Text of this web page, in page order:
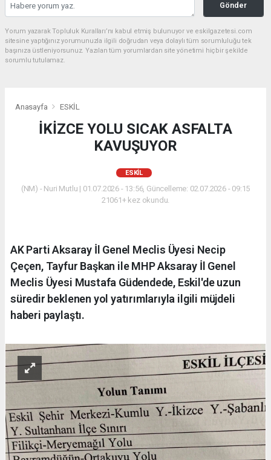
Gönder
Yorum yazarak Topluluk Kuralları’nı kabul etmiş bulunuyor ve eskilgazetesi.com
sitesine yaptığınız yorumunuzla ilgili doğrudan veya dolaylı tüm sorumluluğu tek
başınıza üstleniyorsunuz. Yazılan tüm yorumlardan site yönetimi hiçbir şekilde
sorumlu tutulamaz.
Anasayfa ESKİL
İKİZCE YOLU SICAK ASFALTA
KAVUŞUYOR
ESKİL
(NM) - Nuri Mutlu | 01.07.2026 - 13:56, Güncelleme: 02.07.2026 - 09:15
21061+ kez okundu.
AK Parti Aksaray İl Genel Meclis Üyesi Necip
Çeçen, Tayfur Başkan ile MHP Aksaray İl Genel
Meclis Üyesi Mustafa Güdendede, Eskil'de uzun
süredir beklenen yol yatırımlarıyla ilgili müjdeli
haberi paylaştı.